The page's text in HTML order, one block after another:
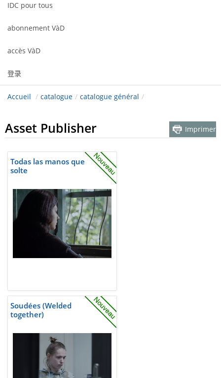
IDC pour tous
abonnement VàD
accès VàD
登录
Accueil / catalogue / catalogue général /
Asset Publisher Imprimer
Todas las manos que
solte
Soudées (Welded
together)